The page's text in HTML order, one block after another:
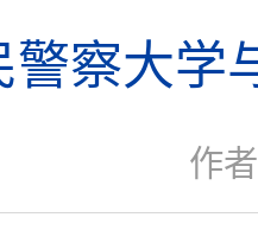
警察大学
作